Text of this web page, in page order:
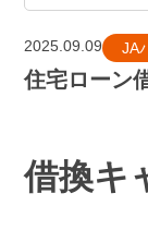
2025.09.09 JA
住宅ローン
借換キ